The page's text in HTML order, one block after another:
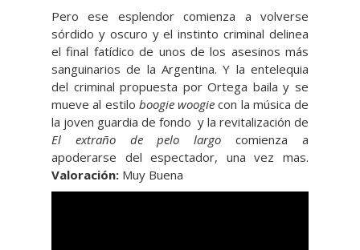
Pero ese esplendor comienza a volverse
sórdido y oscuro y el instinto criminal delinea
el final fatídico de unos de los asesinos más
sanguinarios de la Argentina. Y la entelequia
del criminal propuesta por Ortega baila y se
mueve al estilo boogie woogie con la música de
la joven guardia de fondo y la revitalización de
El extraño de pelo largocomienza a
apoderarse del espectador, una vez mas.
Valoración: Muy Buena